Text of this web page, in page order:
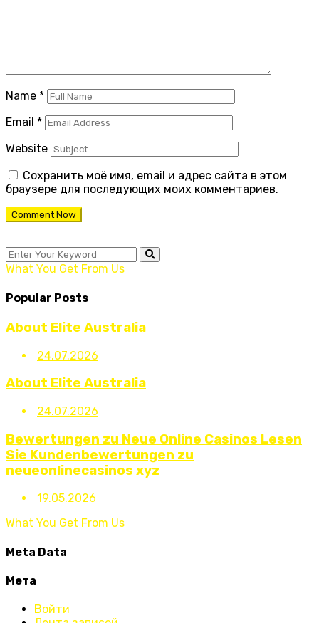
Name *
Email *
Website
Сохранить моё имя, email и адрес сайта в этом
браузере для последующих моих комментариев.
What You Get From Us
Popular Posts
About Elite Australia
24.07.2026
About Elite Australia
24.07.2026
Bewertungen zu Neue Online Casinos Lesen
Sie Kundenbewertungen zu
neueonlinecasinos xyz
19.05.2026
What You Get From Us
Meta Data
Мета
Войти